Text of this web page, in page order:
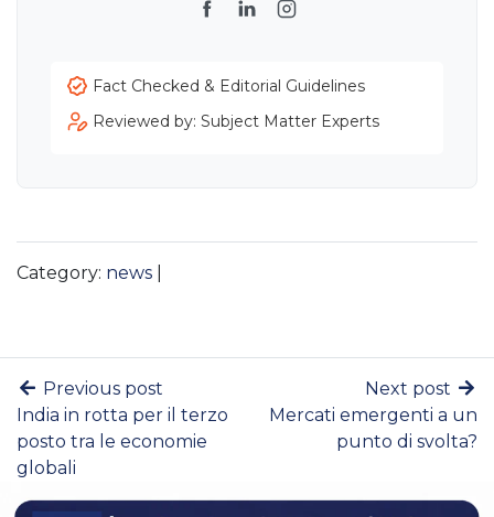
Facebook
LinkedInInstagram
Fact Checked & Editorial Guidelines
Reviewed by: Subject Matter Experts
Category: news
Previous post
India in rotta per il terzo
posto tra le economie
globali
Next post
Mercati emergenti a un
punto di svolta?